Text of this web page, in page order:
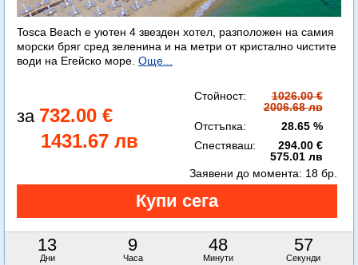
Tosca Beach е уютен 4 звезден хотел, разположен на самия
морски бряг сред зеленина и на метри от кристално чистите
води на Егейско море. Още...
732.00 €
1431.67 лв
Стойност:
1026.00 €
2006.68 лв
Отстъпка:
28.65 %
Спестяваш:
294.00 €
575.01 лв
13
Дни
9
Часа
48
Минути
56
Секунди
Заявени до момента: 18 бр.